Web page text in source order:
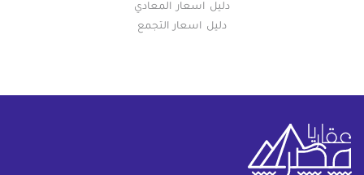
دليل اسعار المعادي
دليل اسعار التجمع